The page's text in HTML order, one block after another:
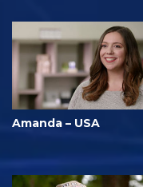
Amanda – USA